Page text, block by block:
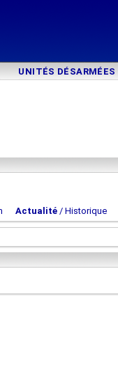
UNITÉS DÉSARMÉES
Actualité / Historique